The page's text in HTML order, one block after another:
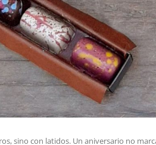
sino con latidos. Un aniversario no